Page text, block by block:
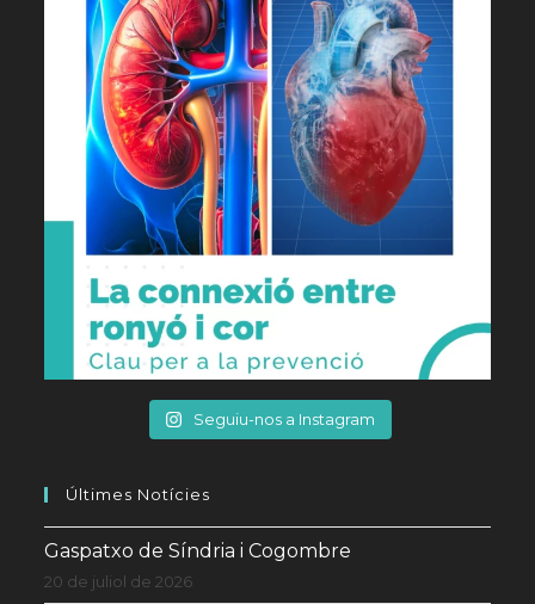
Seguiu-nos a Instagram
Últimes Notícies
Gaspatxo de Síndria i Cogombre
20 de juliol de 2026